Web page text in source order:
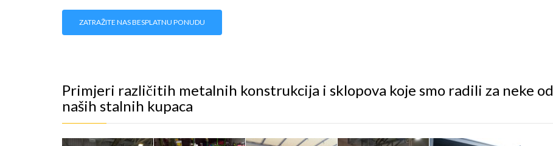
ZATRAŽITE NAS BESPLATNU PONUDU
Primjeri različitih metalnih konstrukcija i sklopova koje smo radili za neke od
naših stalnih kupaca